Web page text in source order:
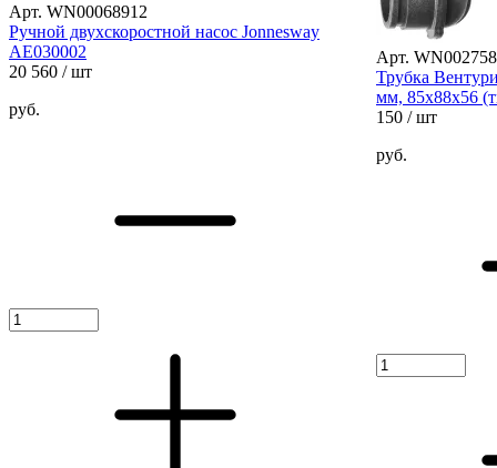
Арт. WN00068912
Ручной двухскоростной насос Jonnesway
AE030002
20 560 / шт
руб.
Арт.
Трубка
мм, 85x88x56
150 / шт
руб.